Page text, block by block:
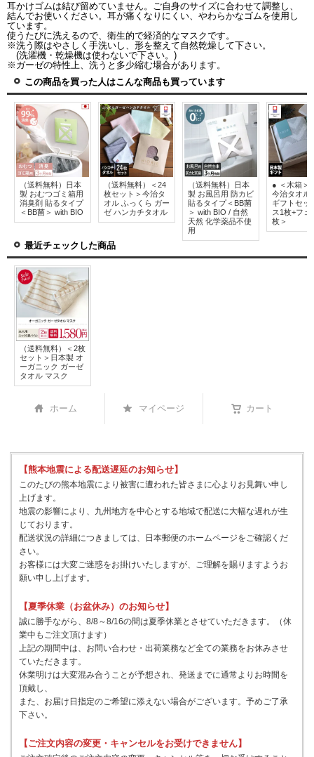
耳かけゴムは結び留めていません。ご自身のサイズに合わせて調整し、
結んでお使いください。耳が痛くなりにくい、やわらかなゴムを使用し
ています。
使うたびに洗えるので、衛生的で経済的なマスクです。
※洗う際はやさしく手洗いし、形を整えて自然乾燥して下さい。
(洗濯機・乾燥機は使わないで下さい。)
※ガーゼの特性上、洗うと多少縮む場合があります。
この商品を買った人はこんな商品も買っています
（送料無料）日本
製 おむつゴミ箱用
消臭剤 貼るタイプ
＜BB菌＞ with BIO
（送料無料）＜24
枚セット＞今治タ
オル ふっくら ガー
ゼ ハンカチタオル
（送料無料）日本
製 お風呂用 防カビ
貼るタイプ＜BB菌
＞ with BIO / 自然
天然 化学薬品不使
用
● ＜木箱＞
今治タオル
ギフトセッ
ス1枚+フェ
枚＞
最近チェックした商品
（送料無料）＜2枚
セット＞日本製 オ
ーガニック ガーゼ
タオル マスク
ホーム マイページ カート
【熊本地震による配送遅延のお知らせ】
このたびの熊本地震により被害に遭われた皆さまに心よりお見舞い申し
上げます。
地震の影響により、九州地方を中心とする地域で配送に大幅な遅れが生
じております。
配送状況の詳細につきましては、日本郵便のホームページをご確認くだ
さい。
お客様には大変ご迷惑をお掛けいたしますが、ご理解を賜りますようお
願い申し上げます。
【夏季休業（お盆休み）のお知らせ】
誠に勝手ながら、8/8～8/16の間は夏季休業とさせていただきます。（休
業中もご注文頂けます）
上記の期間中は、お問い合わせ・出荷業務など全ての業務をお休みさせ
ていただきます。
休業明けは大変混み合うことが予想され、発送までに通常よりお時間を
頂戴し、
また、お届け日指定のご希望に添えない場合がございます。予めご了承
下さい。
【ご注文内容の変更・キャンセルをお受けできません】